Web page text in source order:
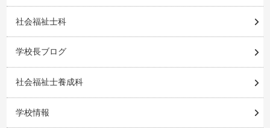
社会福祉士科
学校長ブログ
社会福祉士養成科
学校情報